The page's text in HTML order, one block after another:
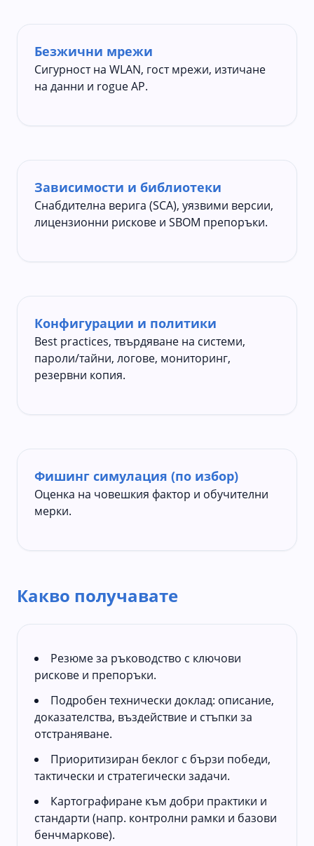
Безжични мрежи
Сигурност на WLAN, гост мрежи, изтичане
на данни и rogue AP.
Зависимости и библиотеки
Снабдителна верига (SCA), уязвими версии,
лицензионни рискове и SBOM препоръки.
Конфигурации и политики
Best practices, твърдяване на системи,
пароли/тайни, логове, мониторинг,
резервни копия.
Фишинг симулация (по избор)
Оценка на човешкия фактор и обучителни
мерки.
Какво получавате
Резюме за ръководство с ключови
рискове и препоръки.
Подробен технически доклад: описание,
доказателства, въздействие и стъпки за
отстраняване.
Приоритизиран беклог с бързи победи,
тактически и стратегически задачи.
Картографиране към добри практики и
стандарти (напр. контролни рамки и базови
бенчмаркове).